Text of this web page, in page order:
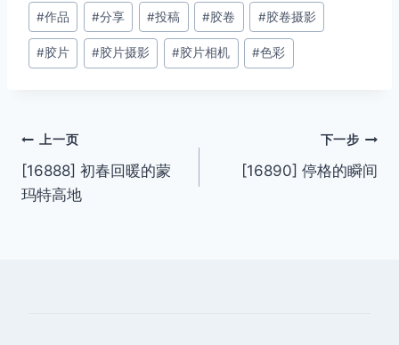
文
章
标
#作品 #分享 #投稿 #胶卷 #胶卷摄影
#胶片 #胶片摄影 #胶片相机 #色彩
文
章
上一页
[16888] 初春回暖的蒙
玛特高地
下一步
[16890] 停格的瞬间